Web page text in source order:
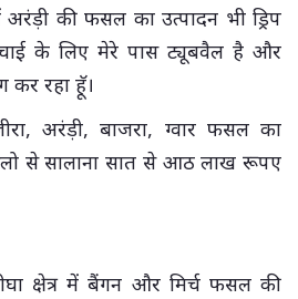
अरंड़ी की फसल का उत्पादन भी ड्रिप
के लिए मेरे पास ट्यूबवैल है और
कर रहा हॅू।
अरंड़ी, बाजरा, ग्वार फसल का
से सालाना सात से आठ लाख रूपए
क्षेत्र में बैंगन और मिर्च फसल की